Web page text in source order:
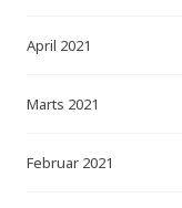
April 2021
Marts 2021
Februar 2021